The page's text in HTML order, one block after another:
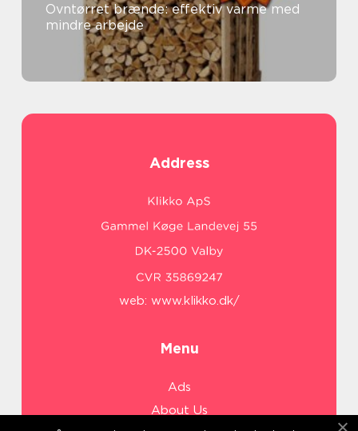
Ovntørret brænde: effektiv varme med
mindre arbejde
Address
web: www.klikko.dk/
Menu
Ads
About Us